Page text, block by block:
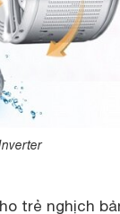
trẻ nghịch